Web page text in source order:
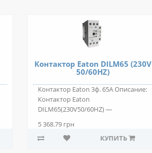
Контактор Eaton DILM65 (230V
50/60HZ)
Контактор Eaton 3ф. 65А Описание:
Контактор Eaton
DILM65(230V50/60HZ) —
5 368.79 грн
КУПИТЬ